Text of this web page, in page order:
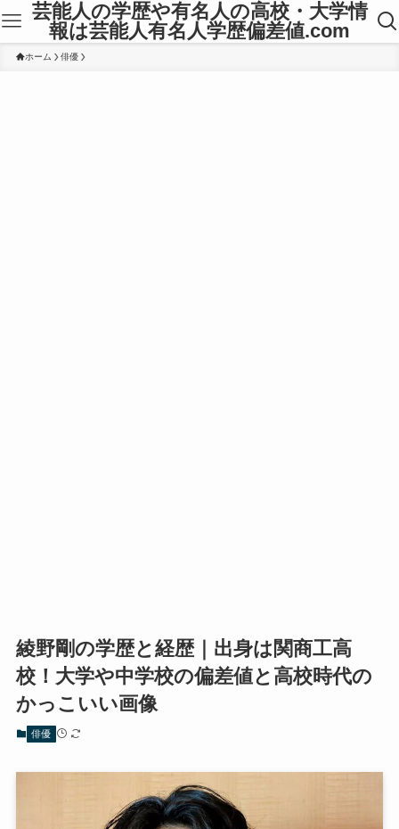
芸能人の学歴や有名人の高校・大学情
報は芸能人有名人学歴偏差値.com
ホーム 俳優
綾野剛の学歴と経歴｜出身は関商工高
校！大学や中学校の偏差値と高校時代の
かっこいい画像
俳優